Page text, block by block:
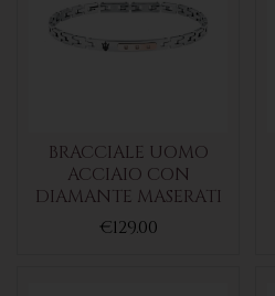
BRACCIALE UOMO
ACCIAIO CON
DIAMANTE MASERATI
€129.00